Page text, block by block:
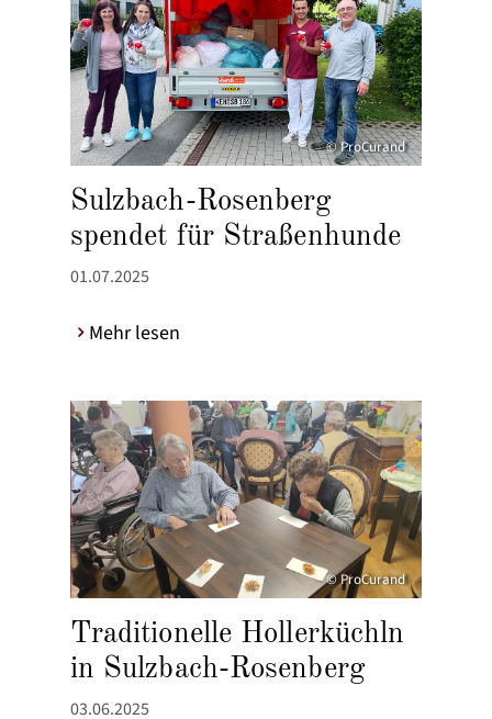
© ProCurand
Sulzbach-Rosenberg
spendet für Straßenhunde
01.07.2025
Mehr lesen
© ProCurand
Traditionelle Hollerküchln
in Sulzbach-Rosenberg
03.06.2025